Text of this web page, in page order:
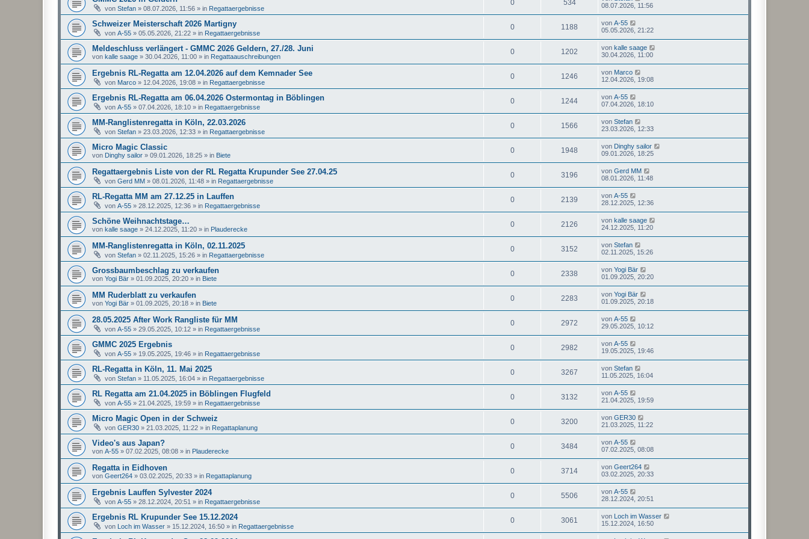
von Stefan » 08.07.2026, 11:56 » in Regattaergebnisse
0 534
08.07.2026, 11:56
Schweizer Meisterschaft 2026 Martigny
von A-55 » 05.05.2026, 21:22 » in Regattaergebnisse
0 1188 von A-55
05.05.2026, 21:22
Meldeschluss verlängert - GMMC 2026 Geldern, 27./28. Juni
von kalle saage » 30.04.2026, 11:00 » in Regattaauschreibungen
0 1202 von kalle saage
30.04.2026, 11:00
Ergebnis RL-Regatta am 12.04.2026 auf dem Kemnader See
von Marco » 12.04.2026, 19:08 » in Regattaergebnisse
0 1246 von Marco
12.04.2026, 19:08
Ergebnis RL-Regatta am 06.04.2026 Ostermontag in Böblingen
von A-55 » 07.04.2026, 18:10 » in Regattaergebnisse
0 1244 von A-55
07.04.2026, 18:10
MM-Ranglistenregatta in Köln, 22.03.2026
von Stefan » 23.03.2026, 12:33 » in Regattaergebnisse
0 1566 von Stefan
23.03.2026, 12:33
Micro Magic Classic
von Dinghy sailor » 09.01.2026, 18:25 » in Biete
0 1948 von Dinghy sailor
09.01.2026, 18:25
Regattaergebnis Liste von der RL Regatta Krupunder See 27.04.25
von Gerd MM » 08.01.2026, 11:48 » in Regattaergebnisse
0 3196 von Gerd MM
08.01.2026, 11:48
RL-Regatta MM am 27.12.25 in Lauffen
von A-55 » 28.12.2025, 12:36 » in Regattaergebnisse
0 2139 von A-55
28.12.2025, 12:36
Schöne Weihnachtstage…
von kalle saage » 24.12.2025, 11:20 » in Plauderecke
0 2126 von kalle saage
24.12.2025, 11:20
MM-Ranglistenregatta in Köln, 02.11.2025
von Stefan » 02.11.2025, 15:26 » in Regattaergebnisse
0 3152 von Stefan
02.11.2025, 15:26
Grossbaumbeschlag zu verkaufen
von Yogi Bär » 01.09.2025, 20:20 » in Biete
0 2338 von Yogi Bär
01.09.2025, 20:20
MM Ruderblatt zu verkaufen
von Yogi Bär » 01.09.2025, 20:18 » in Biete
0 2283 von Yogi Bär
01.09.2025, 20:18
28.05.2025 After Work Rangliste für MM
von A-55 » 29.05.2025, 10:12 » in Regattaergebnisse
0 2972 von A-55
29.05.2025, 10:12
GMMC 2025 Ergebnis
von A-55 » 19.05.2025, 19:46 » in Regattaergebnisse
0 2982 von A-55
19.05.2025, 19:46
RL-Regatta in Köln, 11. Mai 2025
von Stefan » 11.05.2025, 16:04 » in Regattaergebnisse
0 3267 von Stefan
11.05.2025, 16:04
RL Regatta am 21.04.2025 in Böblingen Flugfeld
von A-55 » 21.04.2025, 19:59 » in Regattaergebnisse
0 3132 von A-55
21.04.2025, 19:59
Micro Magic Open in der Schweiz
von GER30 » 21.03.2025, 11:22 » in Regattaplanung
0 3200 von GER30
21.03.2025, 11:22
Video's aus Japan?
von A-55 » 07.02.2025, 08:08 » in Plauderecke
0 3484 von A-55
07.02.2025, 08:08
Regatta in Eidhoven
von Geert264 » 03.02.2025, 20:33 » in Regattaplanung
0 3714 von Geert264
03.02.2025, 20:33
Ergebnis Lauffen Sylvester 2024
von A-55 » 28.12.2024, 20:51 » in Regattaergebnisse
0 5506 von A-55
28.12.2024, 20:51
Ergebnis RL Krupunder See 15.12.2024
von Loch im Wasser » 15.12.2024, 16:50 » in Regattaergebnisse
0 3061 von Loch im Wasser
15.12.2024, 16:50